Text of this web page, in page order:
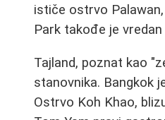
ističe ostrvo
Park takođe je
Tajland, poznat kao
stanovnika. Bangkok
Ostrvo Koh Khao,